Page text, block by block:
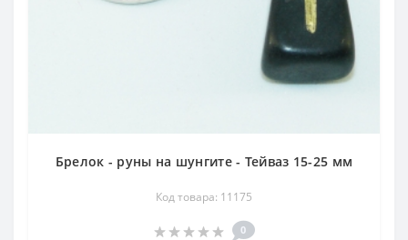
Брелок - руны на шунгите - Тейваз 15-25 мм
Код товара: 11175
0